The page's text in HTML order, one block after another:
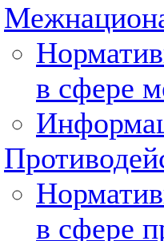
в сфере
в сфере